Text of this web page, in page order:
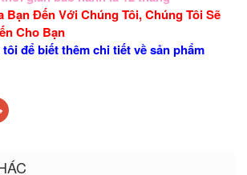
Bạn Đến Với Chúng Tôi, Chúng Tôi Sẽ
Cho Bạn
để biết thêm chi tiết về sản phẩm
Bấm
để
(Opens